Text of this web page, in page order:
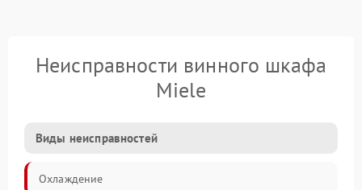
Неисправности винного шкафа
Miele
Виды неисправностей
Охлаждение